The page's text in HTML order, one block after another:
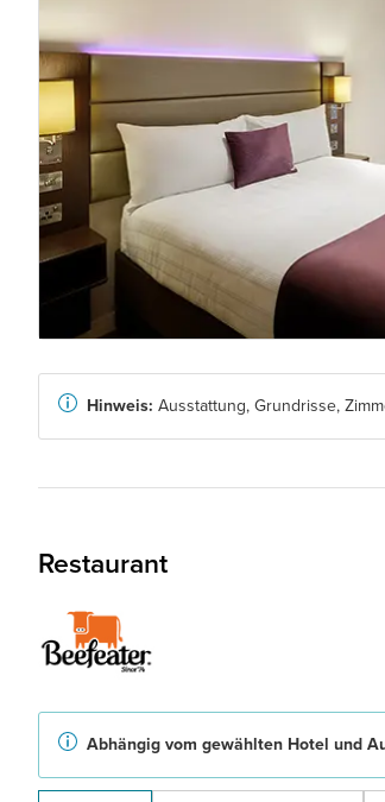
Hinweis: Ausstattung, Grundrisse,
Restaurant
Abhängig vom gewählten Hotel und